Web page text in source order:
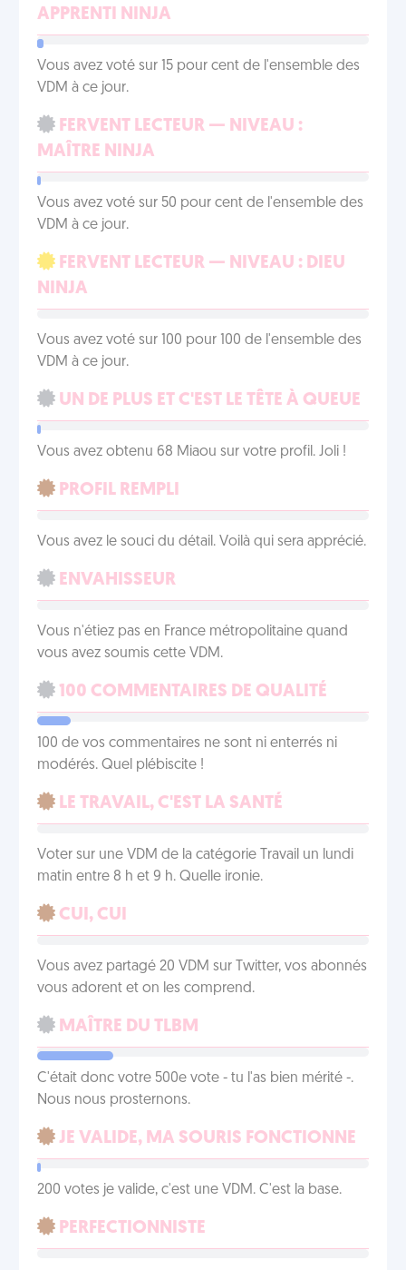
APPRENTI NINJA
Vous avez voté sur 15 pour cent de l'ensemble des
VDM à ce jour.
FERVENT LECTEUR — NIVEAU :
MAÎTRE NINJA
Vous avez voté sur 50 pour cent de l'ensemble des
VDM à ce jour.
FERVENT LECTEUR — NIVEAU : DIEU
NINJA
Vous avez voté sur 100 pour 100 de l'ensemble des
VDM à ce jour.
UN DE PLUS ET C'EST LE TÊTE À QUEUE
Vous avez obtenu 68 Miaou sur votre profil. Joli !
PROFIL REMPLI
Vous avez le souci du détail. Voilà qui sera apprécié.
ENVAHISSEUR
Vous n'étiez pas en France métropolitaine quand
vous avez soumis cette VDM.
100 COMMENTAIRES DE QUALITÉ
100 de vos commentaires ne sont ni enterrés ni
modérés. Quel plébiscite !
LE TRAVAIL, C'EST LA SANTÉ
Voter sur une VDM de la catégorie Travail un lundi
matin entre 8 h et 9 h. Quelle ironie.
CUI, CUI
Vous avez partagé 20 VDM sur Twitter, vos abonnés
vous adorent et on les comprend.
MAÎTRE DU TLBM
C'était donc votre 500e vote - tu l'as bien mérité -.
Nous nous prosternons.
JE VALIDE, MA SOURIS FONCTIONNE
200 votes je valide, c'est une VDM. C'est la base.
PERFECTIONNISTE